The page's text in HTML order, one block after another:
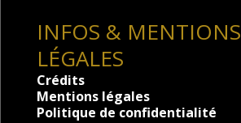
INFOS & MENTIONS
LÉGALES
Crédits
Mentions légales
Politique de confidentialité